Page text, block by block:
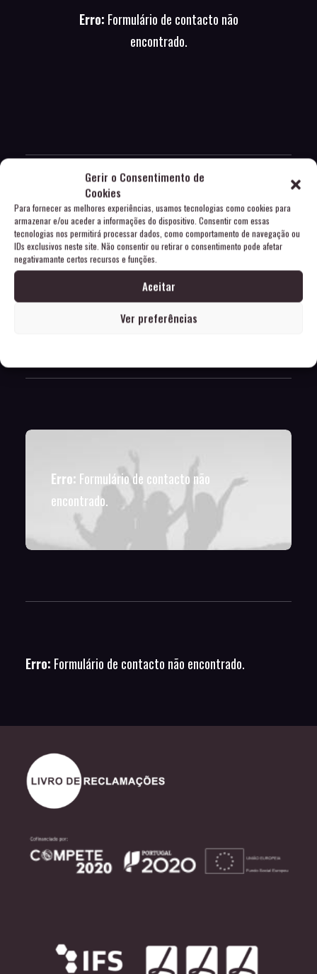
Gerir o Consentimento de
Cookies
Para fornecer as melhores experiências, usamos tecnologias como cookies para
armazenar e/ou aceder a informações do dispositivo. Consentir com essas
tecnologias nos permitirá processar dados, como comportamento de navegação ou
IDs exclusivos neste site. Não consentir ou retirar o consentimento pode afetar
negativamante certos recursos e funções.
Aceitar
Ver preferências
Erro: Formulário de contacto não
encontrado.
Erro:Formulário de contacto não
encontrado.
Erro: Formulário de contacto não
encontrado.
Erro: Formulário de contacto não encontrado.